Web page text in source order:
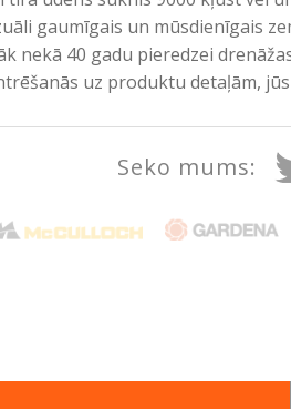
gaumīgais un mūsdienīgais
nekā 40 gadu pieredzei
uz produktu detaļām,
Seko mums: